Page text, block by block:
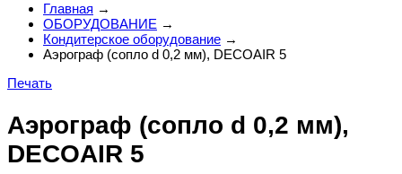
Главная →
ОБОРУДОВАНИЕ →
Кондитерское оборудование →
Аэрограф (сопло d 0,2 мм), DECOAIR 5
Печать
Аэрограф (сопло d 0,2 мм),
DECOAIR 5